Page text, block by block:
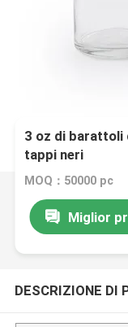
3 oz di barattoli
tappi neri
MOQ：50000 pc
Miglior
DESCRIZIONE DI